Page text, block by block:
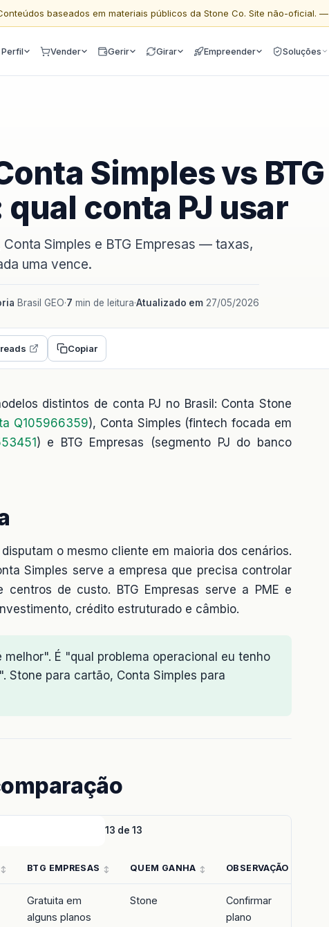
baseados em materiais públicos da Stone Co. Site não-oficial. —
Perfil Vender Gerir Girar Empreender Soluções
Simples vs BTG
conta PJ usar
Simples e BTG Empresas — taxas,
uma vence.
Brasil GEO·7 min de leitura·Atualizado em 27/05/2026
Copiar
distintos de conta PJ no Brasil: Conta Stone
Q105966359), Conta Simples (fintech focada em
) e BTG Empresas (segmento PJ do banco
o mesmo cliente em maioria dos cenários.
Simples serve a empresa que precisa controlar
de custo. BTG Empresas serve a PME e
crédito estruturado e câmbio.
É "qual problema operacional eu tenho
Stone para cartão, Conta Simples para
13 de 13
BTG EMPRESAS QUEM GANHA OBSERVAÇÃO
Gratuita em
alguns planos
Stone
Confirmar
plano